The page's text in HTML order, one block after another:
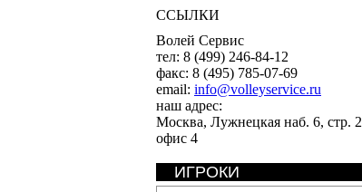
ССЫЛКИ
Волей Сервис
тел: 8 (499) 246-84-12
факс: 8 (495) 785-07-69
email: info@volleyservice.ru
наш адрес:
Москва, Лужнецкая наб. 6, стр. 2
офис 4
ИГРОКИ